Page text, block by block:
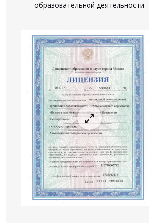
образовательной деятельности